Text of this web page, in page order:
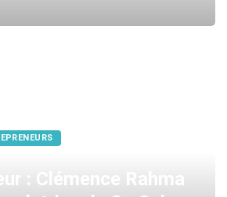
: Clémence Rahma